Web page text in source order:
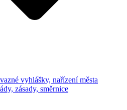
vyhlášky, nařízení města
zásady, směrnice